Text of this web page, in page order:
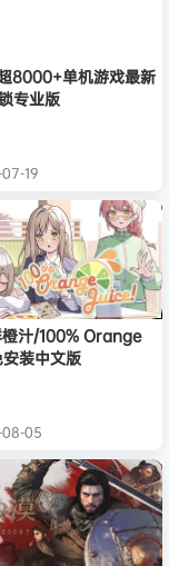
前
小时前
8000+单机游戏最新
专业版
19
橙汁/100% Orange
装中文版
05